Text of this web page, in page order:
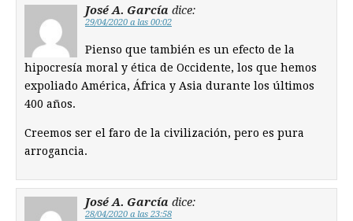
José A. García dice:
29/04/2020 a las 00:02
Pienso que también es un efecto de la
hipocresía moral y ética de Occidente, los que hemos
expoliado América, África y Asia durante los últimos
400 años.
Creemos ser el faro de la civilización, pero es pura
arrogancia.
José A. García dice:
28/04/2020 a las 23:58